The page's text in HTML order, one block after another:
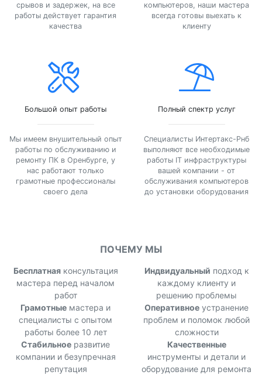
срывов и задержек, на все
работы действует гарантия
качества
компьютеров, наши мастера
всегда готовы выехать к
клиенту
Большой опыт работы
Мы имеем внушительный опыт
работы по обслуживанию и
ремонту ПК в Оренбурге, у
нас работают только
грамотные профессионалы
своего дела
Полный спектр услуг
Специалисты Интертакс-Рнб
выполняют все необходимые
работы IT инфраструктуры
вашей компании - от
обслуживания компьютеров
до установки оборудования
ПОЧЕМУ МЫ
Бесплатнаяконсультация
мастера перед началом
работ
Индвидуальный подход к
каждому клиенту и
решению проблемы
Грамотные мастера и
специалисты с опытом
работы более 10 лет
Оперативное устранение
проблем и поломок любой
сложности
Стабильное развитие
компании и безупречная
репутация
Качественные
инструменты и детали и
оборудование для ремонта